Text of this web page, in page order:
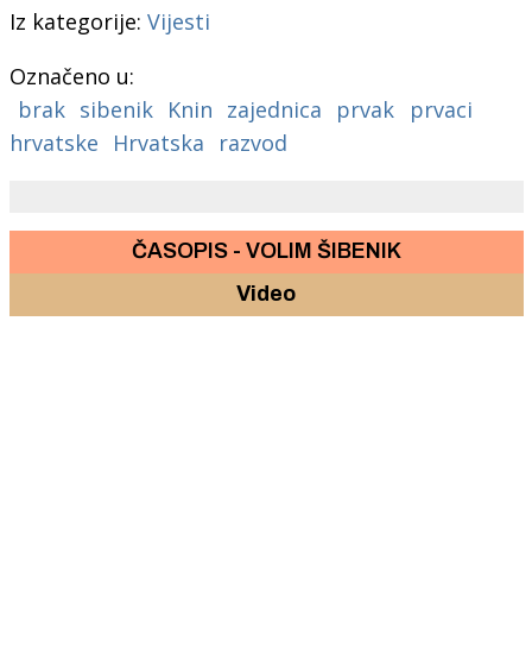
Iz kategorije: Vijesti
Označeno u:
brak sibenik Knin zajednica prvak
prvaci
hrvatske
Hrvatska razvod
ČASOPIS - VOLIM ŠIBENIK
Video